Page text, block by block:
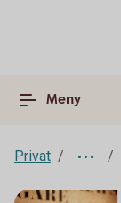
Meny
Privat